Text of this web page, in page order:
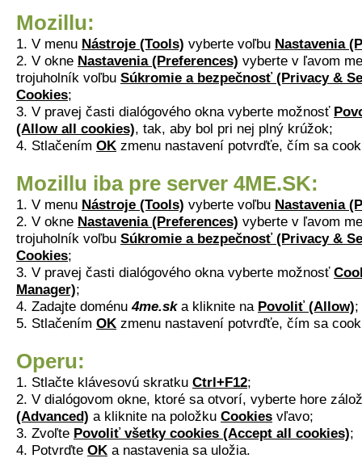
Mozillu:
1. V menu Nástroje (Tools) vyberte voľbu Nastavenia
2. V okne Nastavenia (Preferences) vyberte v ľavom
trojuholník voľbu Súkromie a bezpečnosť (Privacy &
Cookies;
3. V pravej časti dialógového okna vyberte možnosť
(Allow all cookies), tak, aby bol pri nej plný krúžok;
4. Stlačením OK zmenu nastavení potvrďťe, čím sa
Mozillu iba pre server 4ME.SK:
1. V menu Nástroje (Tools) vyberte voľbu Nastavenia
2. V okne Nastavenia (Preferences) vyberte v ľavom
trojuholník voľbu Súkromie a bezpečnosť (Privacy &
Cookies;
3. V pravej časti dialógového okna vyberte možnosť
Manager);
4. Zadajte doménu4me.ska kliknite na Povoliť (Allow);
5. Stlačením OK zmenu nastavení potvrďťe, čím sa
Operu:
1. Stlačte klávesovú skratku Ctrl+F12;
2. V dialógovom okne, ktoré sa otvorí, vyberte hore
(Advanced) a kliknite na položku Cookies vľavo;
3. Zvoľte Povoliť všetky cookies (Accept all cookies);
4. Potvrďte OK a nastavenia sa uložia.